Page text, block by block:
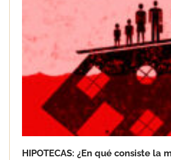
HIPOTECAS: ¿En qué consiste la